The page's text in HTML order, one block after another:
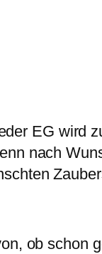
EG wird
nach
ob schon